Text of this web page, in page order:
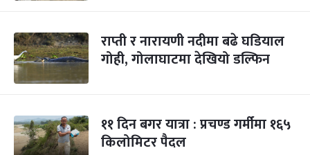
राप्ती र नारायणी नदीमा बढे घडियाल
गोही, गोलाघाटमा देखियो डल्फिन
११ दिन बगर यात्रा : प्रचण्ड गर्मीमा १६५
किलोमिटर पैदल